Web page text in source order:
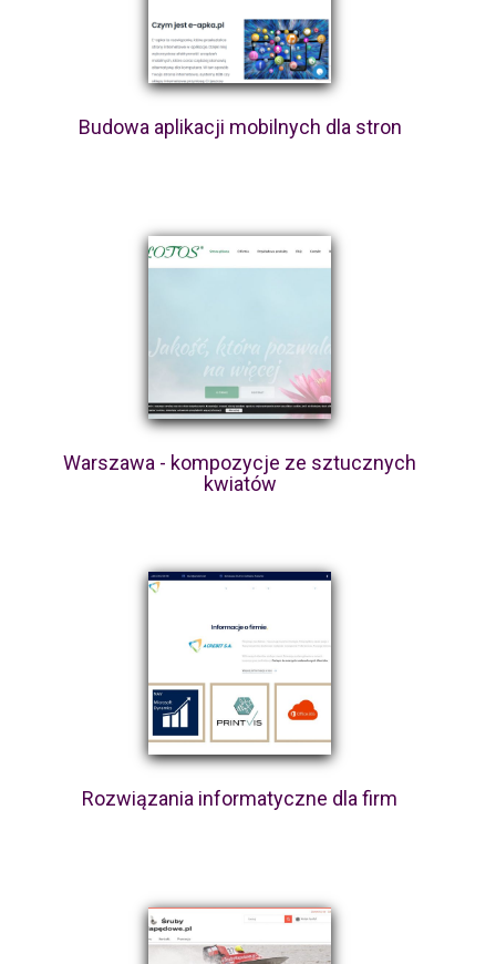
Budowa aplikacji mobilnych dla stron
Warszawa - kompozycje ze sztucznych
kwiatów
Rozwiązania informatyczne dla firm